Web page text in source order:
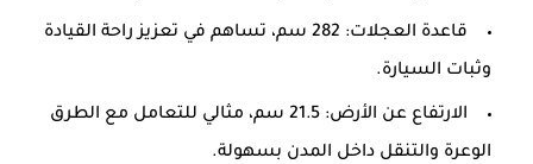
قاعدة العجلات: 282 سم، تساهم في تعزيز راحة القيادة
وثبات السيارة.
الارتفاع عن الأرض: 21.5 سم، مثالي للتعامل مع الطرق
الوعرة والتنقل داخل المدن بسهولة.